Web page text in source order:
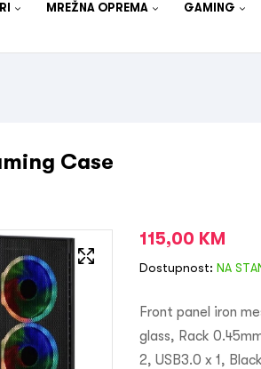
MREŽNA OPREMA GAMING
Case
115,00 KM
Dostupnost: NA
Front panel iron
glass, Rack
2, USB3.0 x 1,